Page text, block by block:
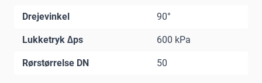
Drejevinkel 90°
Lukketryk ∆ps 600 kPa
Rørstørrelse DN 50